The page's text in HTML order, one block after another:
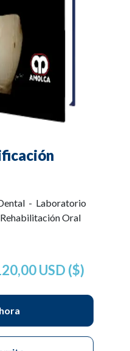
- Laboratorio
Oral
USD ($)